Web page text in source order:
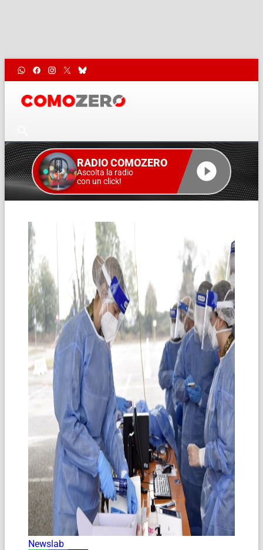
RADIO COMOZERO
Ascolta la radio
con un click!
Newslab